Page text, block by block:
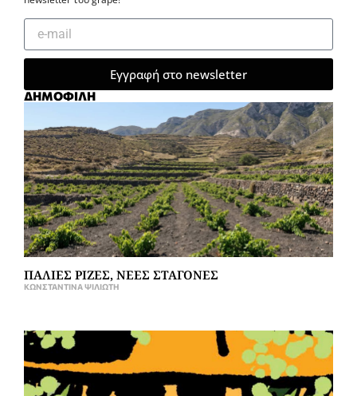
Εγγραφή στο newsletter
ΔΗΜΟΦΙΛΗ
ΠΑΛΙΕΣ ΡΙΖΕΣ, ΝΕΕΣ ΣΤΑΓΟΝΕΣ
ΚΩΝΣΤΑΝΤΊΝΑ ΨΙΛΙΏΤΗ